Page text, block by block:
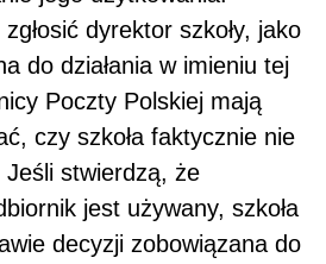
dyrektor szkoły, jako
do działania w imieniu tej
Poczty Polskiej mają
czy szkoła faktycznie nie
stwierdzą, że
jest używany, szkoła
decyzji zobowiązana do